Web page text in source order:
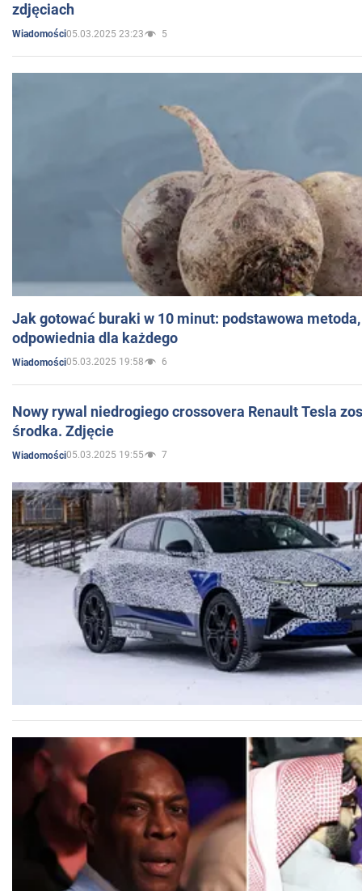
zdjęciach
Wiadomości05.03.2025 23:23 5
Jak gotować buraki w 10 minut: podstawowa
odpowiednia dla każdego
Wiadomości05.03.2025 19:58 6
Nowy rywal niedrogiego crossovera Renault Tesla
środka. Zdjęcie
Wiadomości05.03.2025 19:55 7